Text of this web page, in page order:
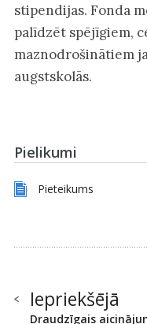
stipendijas. Fonda
palīdzēt spējīgiem,
maznodrošinātiem
augstskolās.
Pielikumi
Pieteikums
Iepriekšējā
Draudzīgais